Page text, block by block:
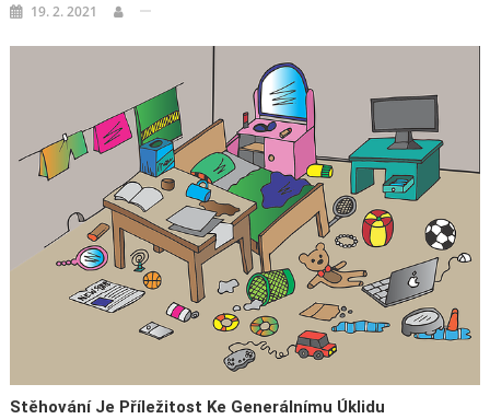
19. 2. 2021
Stěhování Je Příležitost Ke Generálnímu Úklidu